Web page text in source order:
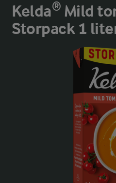
Kelda® Mild
Storpack 1